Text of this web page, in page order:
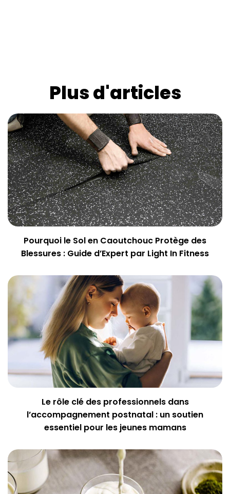
Plus d'articles
Pourquoi le Sol en Caoutchouc Protège des
Blessures : Guide d’Expert par Light In Fitness
Le rôle clé des professionnels dans
l’accompagnement postnatal : un soutien
essentiel pour les jeunes mamans